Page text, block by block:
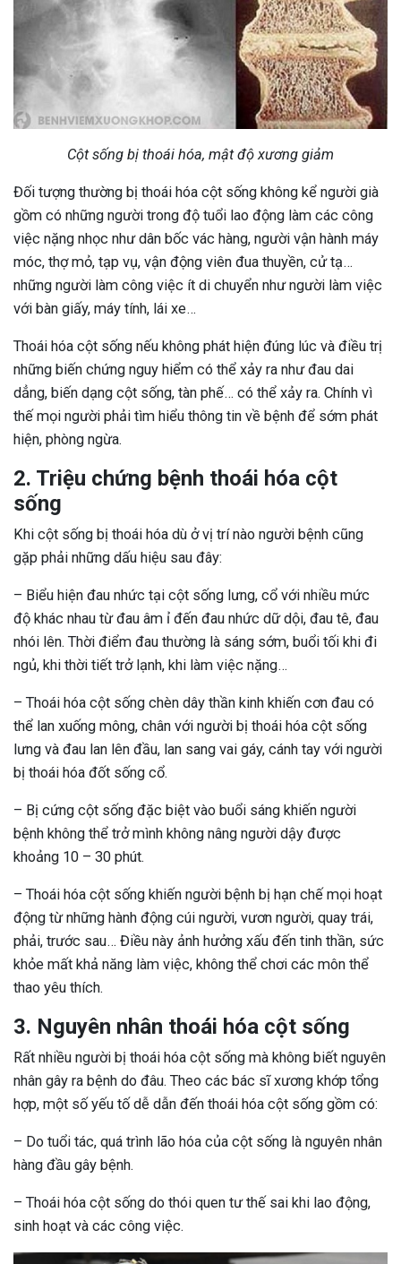
Cột sống bị thoái hóa, mật độ xương giảm
Đối tượng thường bị thoái hóa cột sống không kể người già
gồm có những người trong độ tuổi lao động làm các công
việc nặng nhọc như dân bốc vác hàng, người vận hành máy
móc, thợ mỏ, tạp vụ, vận động viên đua thuyền, cử tạ…
những người làm công việc ít di chuyển như người làm việc
với bàn giấy, máy tính, lái xe…
Thoái hóa cột sống nếu không phát hiện đúng lúc và điều trị
những biến chứng nguy hiểm có thể xảy ra như đau dai
dẳng, biến dạng cột sống, tàn phế… có thể xảy ra. Chính vì
thế mọi người phải tìm hiểu thông tin về bệnh để sớm phát
hiện, phòng ngừa.
2. Triệu chứng bệnh thoái hóa cột
sống
Khi cột sống bị thoái hóa dù ở vị trí nào người bệnh cũng
gặp phải những dấu hiệu sau đây:
– Biểu hiện đau nhức tại cột sống lưng, cổ với nhiều mức
độ khác nhau từ đau âm ỉ đến đau nhức dữ dội, đau tê, đau
nhói lên. Thời điểm đau thường là sáng sớm, buổi tối khi đi
ngủ, khi thời tiết trở lạnh, khi làm việc nặng…
– Thoái hóa cột sống chèn dây thần kinh khiến cơn đau có
thể lan xuống mông, chân với người bị thoái hóa cột sống
lưng và đau lan lên đầu, lan sang vai gáy, cánh tay với người
bị thoái hóa đốt sống cổ.
– Bị cứng cột sống đặc biệt vào buổi sáng khiến người
bệnh không thể trở mình không nâng người dậy được
khoảng 10 – 30 phút.
– Thoái hóa cột sống khiến người bệnh bị hạn chế mọi hoạt
động từ những hành động cúi người, vươn người, quay trái,
phải, trước sau… Điều này ảnh hưởng xấu đến tinh thần, sức
khỏe mất khả năng làm việc, không thể chơi các môn thể
thao yêu thích.
3. Nguyên nhân thoái hóa cột sống
Rất nhiều người bị thoái hóa cột sống mà không biết nguyên
nhân gây ra bệnh do đâu. Theo các bác sĩ xương khớp tổng
hợp, một số yếu tố dễ dẫn đến thoái hóa cột sống gồm có:
– Do tuổi tác, quá trình lão hóa của cột sống là nguyên nhân
hàng đầu gây bệnh.
– Thoái hóa cột sống do thói quen tư thế sai khi lao động,
sinh hoạt và các công việc.